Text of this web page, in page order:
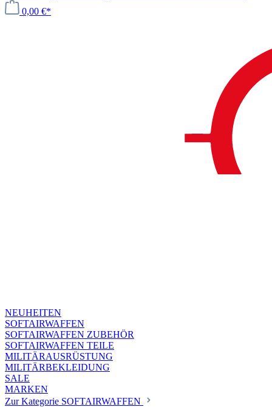
0,00 €*
NEUHEITEN
SOFTAIRWAFFEN
SOFTAIRWAFFEN ZUBEHÖR
SOFTAIRWAFFEN TEILE
MILITÄRAUSRÜSTUNG
MILITÄRBEKLEIDUNG
SALE
MARKEN
Zur Kategorie SOFTAIRWAFFEN